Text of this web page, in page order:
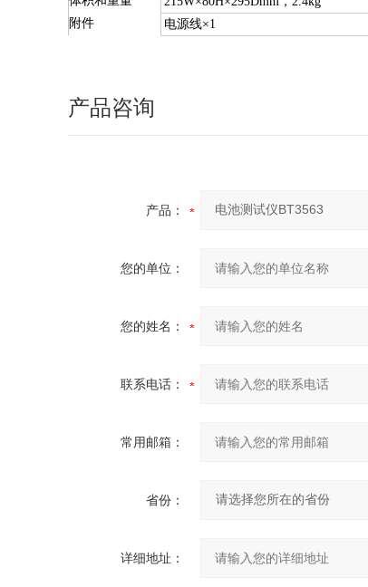
附件
电源线×1
产品咨询
产品：
您的单位：
您的姓名：
联系电话：
常用邮箱：
省份：
详细地址：